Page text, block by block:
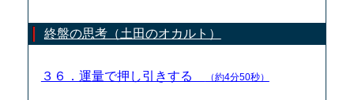
終盤の思考（土田のオカルト）
３６．運量で押し引きする （約4分50秒）